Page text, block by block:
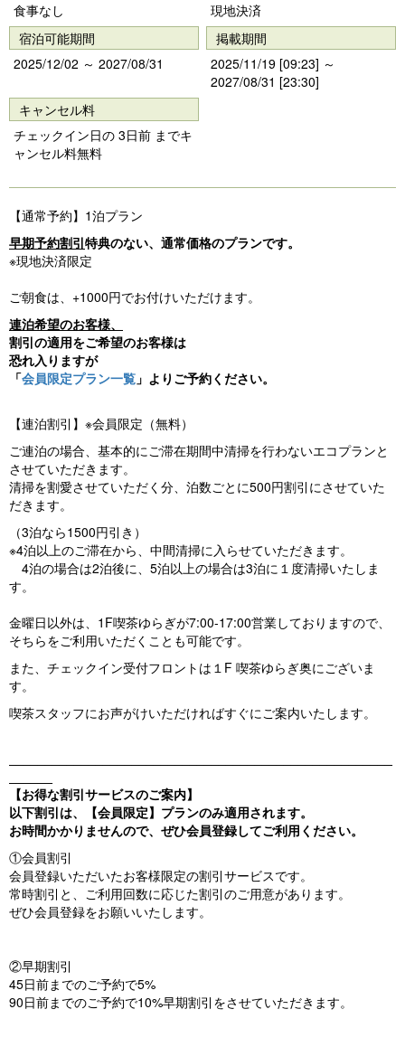
食事なし
現地決済
宿泊可能期間
2025/12/02 ～ 2027/08/31
掲載期間
2025/11/19 [09:23] ～
2027/08/31 [23:30]
キャンセル料
チェックイン日の 3日前 までキ
ャンセル料無料
【通常予約】1泊プラン
早期予約割引特典のない、通常価格のプランです。
※現地決済限定
ご朝食は、+1000円でお付けいただけます。
連泊希望のお客様、
割引の適用をご希望のお客様は
恐れ入りますが
「会員限定プラン一覧 」よりご予約ください。
【連泊割引】※会員限定（無料）
ご連泊の場合、基本的にご滞在期間中清掃を行わないエコプランと
させていただきます。
清掃を割愛させていただく分、泊数ごとに500円割引にさせていた
だきます。
（3泊なら1500円引き）
※4泊以上のご滞在から、中間清掃に入らせていただきます。
4泊の場合は2泊後に、5泊以上の場合は3泊に１度清掃いたしま
す。
金曜日以外は、1F喫茶ゆらぎが7:00-17:00営業しておりますので、
そちらをご利用いただくことも可能です。
また、チェックイン受付フロントは１F 喫茶ゆらぎ奥にございま
す。
喫茶スタッフにお声がけいただければすぐにご案内いたします。
【お得な割引サービスのご案内】
以下割引は、【会員限定】プランのみ適用されます。
お時間かかりませんので、ぜひ会員登録してご利用ください。
①会員割引
会員登録いただいたお客様限定の割引サービスです。
常時割引と、ご利用回数に応じた割引のご用意があります。
ぜひ会員登録をお願いいたします。
②早期割引
45日前までのご予約で5%
90日前までのご予約で10%早期割引をさせていただきます。